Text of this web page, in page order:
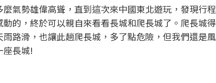
氣勢雄偉高聳，直到這次來中國東北遊玩，發現行程
的，終於可以親自來看看長城和爬長城了。爬長城得
路滑，也讓此趟爬長城，多了點危險，但我們還是風
座長城!